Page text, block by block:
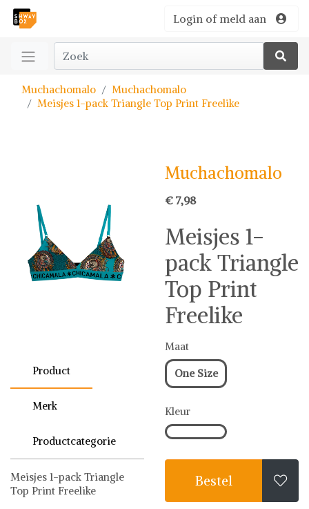
Login of meld aan
Muchachomalo
Muchachomalo
Meisjes 1-pack Triangle Top Print Freelike
Product
Merk
Productcategorie
Meisjes 1-pack Triangle
Top Print Freelike
Muchachomalo
€ 7,98
Meisjes 1-
pack Triangle
Top Print
Freelike
Maat
One Size
Kleur
Bestel 